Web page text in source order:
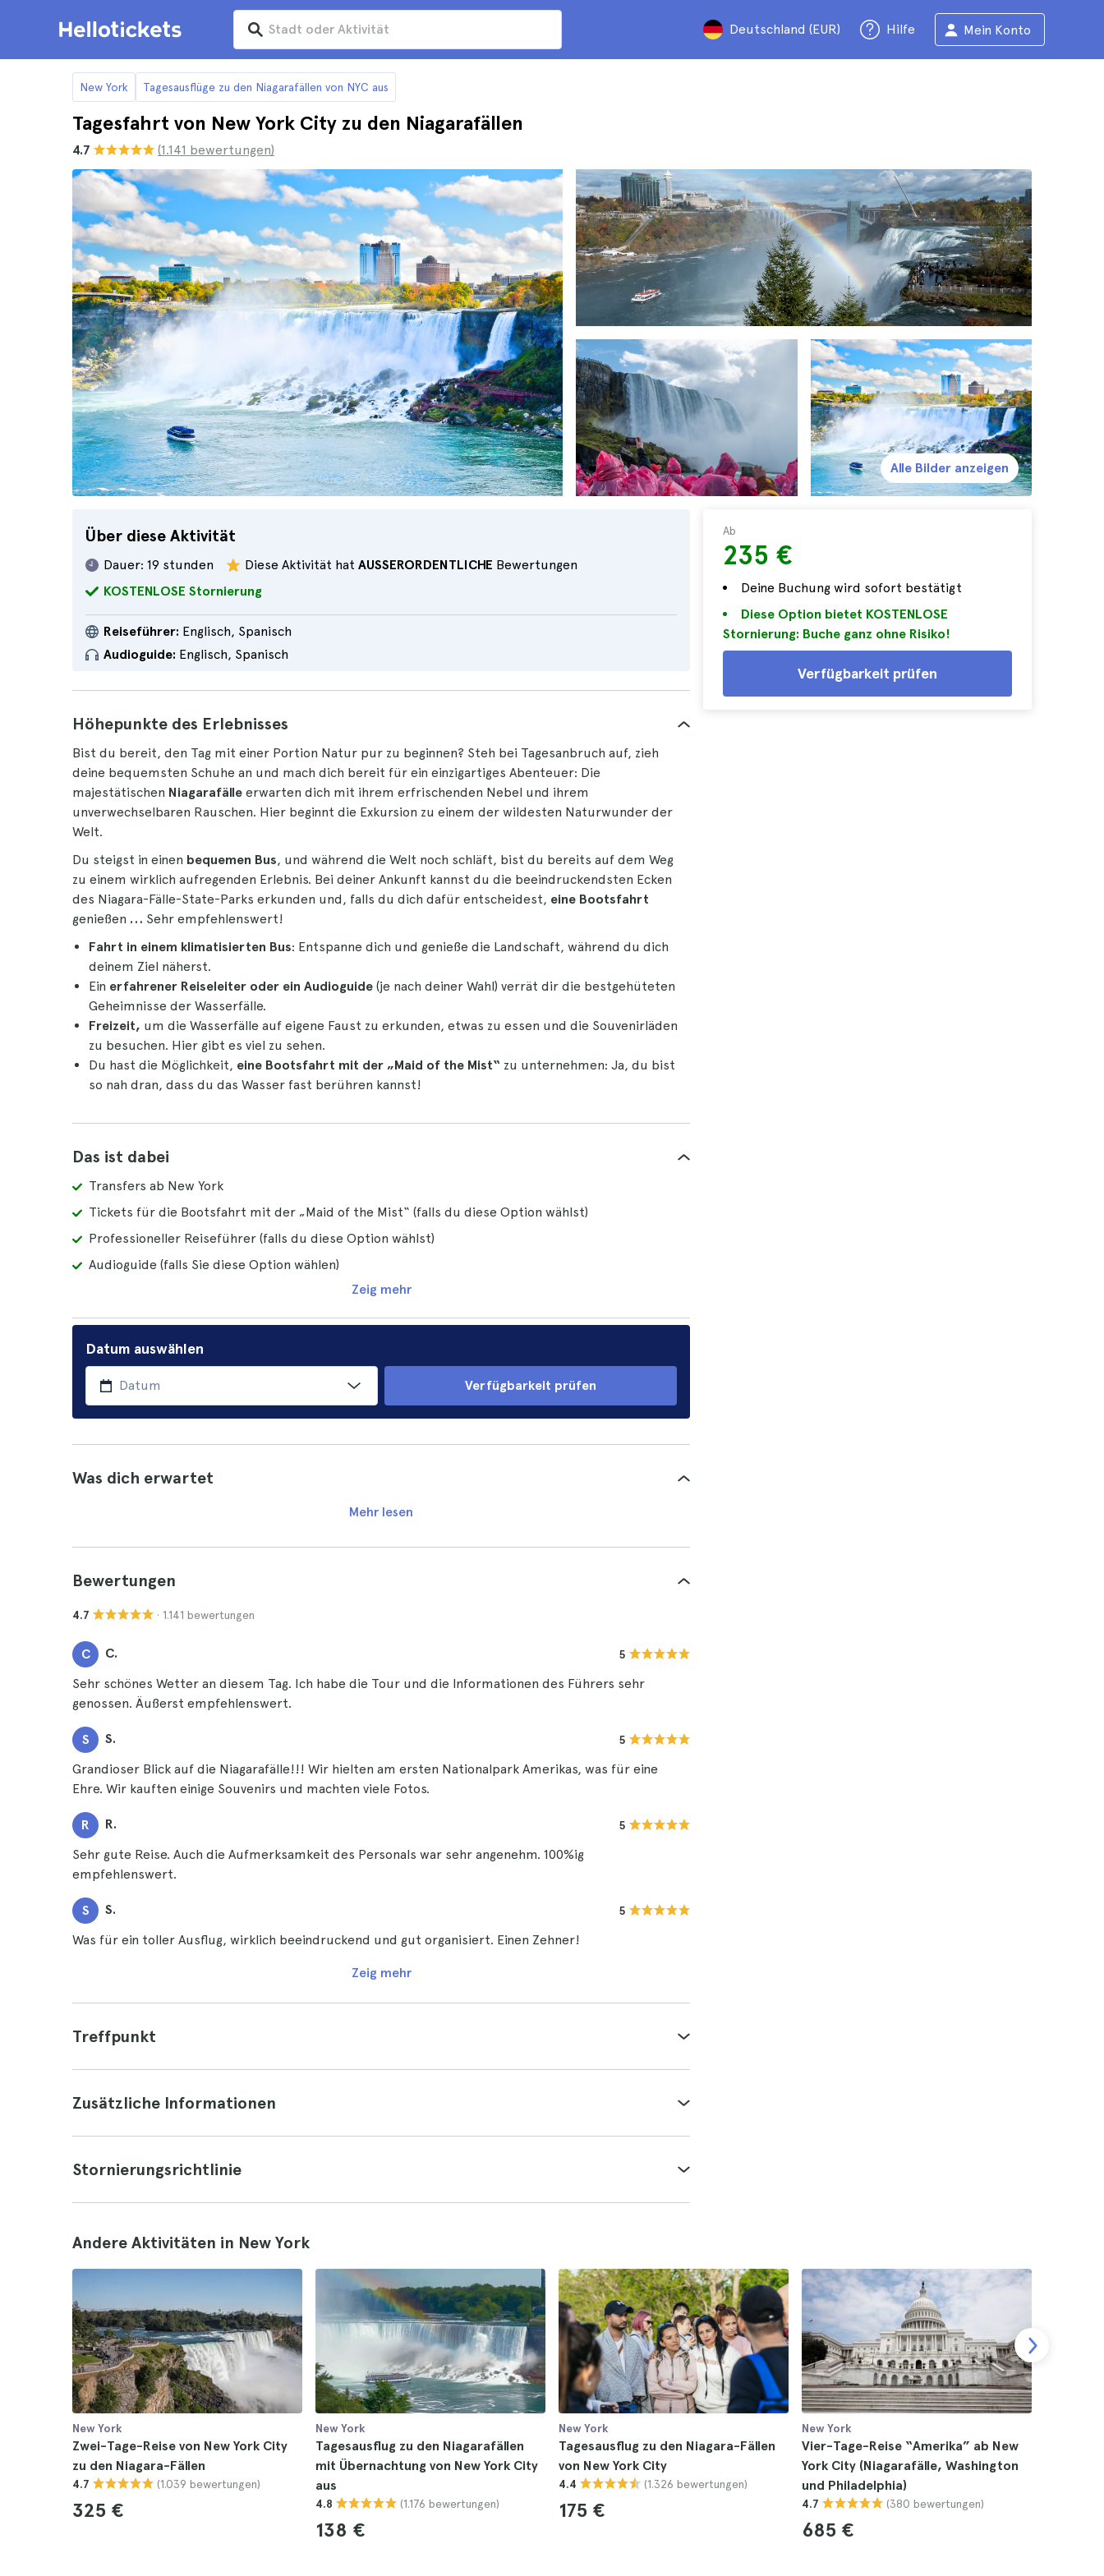
Deutschland (EUR) Hilfe Mein Konto
New York Tagesausflüge zu den Niagarafällen von NYC aus
Tagesfahrt von New York City zu den Niagarafällen
4.7 (1.141 bewertungen)
Über diese Aktivität
Dauer: 19 stunden Diese Aktivität hat AUSSERORDENTLICHE Bewertungen
KOSTENLOSE Stornierung
Reiseführer: Englisch, Spanisch
Audioguide: Englisch, Spanisch
Ab
235 €
Deine Buchung wird sofort bestätigt
Diese Option bietet KOSTENLOSE
Stornierung: Buche ganz ohne Risiko!
Verfügbarkeit prüfen
Alle Bilder anzeigen
Höhepunkte des Erlebnisses
Bist du bereit, den Tag mit einer Portion Natur pur zu beginnen? Steh bei Tagesanbruch auf, zieh
deine bequemsten Schuhe an und mach dich bereit für ein einzigartiges Abenteuer: Die
majestätischen Niagarafälle erwarten dich mit ihrem erfrischenden Nebel und ihrem
unverwechselbaren Rauschen. Hier beginnt die Exkursion zu einem der wildesten Naturwunder der
Welt.
Du steigst in einen bequemen Bus, und während die Welt noch schläft, bist du bereits auf dem Weg
zu einem wirklich aufregenden Erlebnis. Bei deiner Ankunft kannst du die beeindruckendsten Ecken
des Niagara-Fälle-State-Parks erkunden und, falls du dich dafür entscheidest, eine Bootsfahrt
genießen … Sehr empfehlenswert!
Fahrt in einem klimatisierten Bus: Entspanne dich und genieße die Landschaft, während du dich
deinem Ziel näherst.
Ein erfahrener Reiseleiter oder ein Audioguide (je nach deiner Wahl) verrät dir die bestgehüteten
Geheimnisse der Wasserfälle.
Freizeit, um die Wasserfälle auf eigene Faust zu erkunden, etwas zu essen und die Souvenirläden
zu besuchen. Hier gibt es viel zu sehen.
Du hast die Möglichkeit, eine Bootsfahrt mit der „Maid of the Mist“ zu unternehmen: Ja, du bist
so nah dran, dass du das Wasser fast berühren kannst!
Das ist dabei
Transfers ab New York
Tickets für die Bootsfahrt mit der „Maid of the Mist“ (falls du diese Option wählst)
Professioneller Reiseführer (falls du diese Option wählst)
Audioguide (falls Sie diese Option wählen)
Zeig mehr
Datum auswählen
Verfügbarkeit prüfen
Was dich erwartet
Mehr lesen
Bewertungen
4.7 · 1.141 bewertungen
C C. 5
Sehr schönes Wetter an diesem Tag. Ich habe die Tour und die Informationen des Führers sehr
genossen. Äußerst empfehlenswert.
S S. 5
Grandioser Blick auf die Niagarafälle!!! Wir hielten am ersten Nationalpark Amerikas, was für eine
Ehre. Wir kauften einige Souvenirs und machten viele Fotos.
R R. 5
Sehr gute Reise. Auch die Aufmerksamkeit des Personals war sehr angenehm. 100%ig
empfehlenswert.
S S. 5
Was für ein toller Ausflug, wirklich beeindruckend und gut organisiert. Einen Zehner!
Zeig mehr
Treffpunkt
Zusätzliche Informationen
Stornierungsrichtlinie
Andere Aktivitäten in New York
New York
Zwei-Tage-Reise von New York City
zu den Niagara-Fällen
4.7 (1.039 bewertungen)
325 €
New York
Tagesausflug zu den Niagarafällen
mit Übernachtung von New York City
aus
4.8 (1.176 bewertungen)
138 €
New York
Tagesausflug zu den Niagara-Fällen
von New York City
4.4 (1.326 bewertungen)
175 €
New York
Vier-Tage-Reise “Amerika” ab New
York City (Niagarafälle, Washington
und Philadelphia)
4.7 (380 bewertungen)
685 €